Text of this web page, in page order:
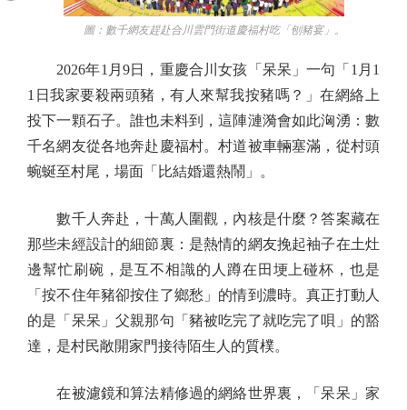
圖：數千網友趕赴合川雲門街道慶福村吃「刨豬宴」。
2026年1月9日，重慶合川女孩「呆呆」一句「1月1
1日我家要殺兩頭豬，有人來幫我按豬嗎？」在網絡上
投下一顆石子。誰也未料到，這陣漣漪會如此洶湧：數
千名網友從各地奔赴慶福村。村道被車輛塞滿，從村頭
蜿蜒至村尾，場面「比結婚還熱鬧」。
數千人奔赴，十萬人圍觀，內核是什麼？答案藏在
那些未經設計的細節裏：是熱情的網友挽起袖子在土灶
邊幫忙刷碗，是互不相識的人蹲在田埂上碰杯，也是
「按不住年豬卻按住了鄉愁」的情到濃時。真正打動人
的是「呆呆」父親那句「豬被吃完了就吃完了唄」的豁
達，是村民敞開家門接待陌生人的質樸。
在被濾鏡和算法精修過的網絡世界裏，「呆呆」家